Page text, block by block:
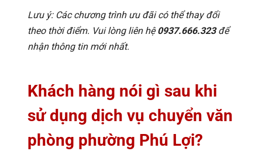
Lưu ý: Các chương trình ưu đãi có thể thay đổi
theo thời điểm. Vui lòng liên hệ0937.666.323để
nhận thông tin mới nhất.
Khách hàng nói gì sau khi
sử dụng dịch vụ chuyển văn
phòng phường Phú Lợi?